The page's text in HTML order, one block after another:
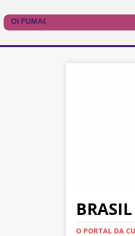
O PORTAL DA